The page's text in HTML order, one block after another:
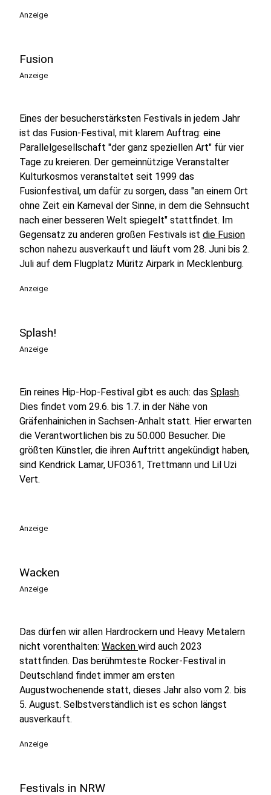
Anzeige
Fusion
Anzeige
Eines der besucherstärksten Festivals in jedem Jahr
ist das Fusion-Festival, mit klarem Auftrag: eine
Parallelgesellschaft "der ganz speziellen Art" für vier
Tage zu kreieren. Der gemeinnützige Veranstalter
Kulturkosmos veranstaltet seit 1999 das
Fusionfestival, um dafür zu sorgen, dass "an einem Ort
ohne Zeit ein Karneval der Sinne, in dem die Sehnsucht
nach einer besseren Welt spiegelt" stattfindet. Im
Gegensatz zu anderen großen Festivals ist die Fusion
schon nahezu ausverkauft und läuft vom 28. Juni bis 2.
Juli auf dem Flugplatz Müritz Airpark in Mecklenburg.
Anzeige
Splash!
Anzeige
Ein reines Hip-Hop-Festival gibt es auch: das Splash.
Dies findet vom 29.6. bis 1.7. in der Nähe von
Gräfenhainichen in Sachsen-Anhalt statt. Hier erwarten
die Verantwortlichen bis zu 50.000 Besucher. Die
größten Künstler, die ihren Auftritt angekündigt haben,
sind Kendrick Lamar, UFO361, Trettmann und Lil Uzi
Vert.
Anzeige
Wacken
Anzeige
Das dürfen wir allen Hardrockern und Heavy Metalern
nicht vorenthalten: Wacken wird auch 2023
stattfinden. Das berühmteste Rocker-Festival in
Deutschland findet immer am ersten
Augustwochenende statt, dieses Jahr also vom 2. bis
5. August. Selbstverständlich ist es schon längst
ausverkauft.
Anzeige
Festivals in NRW